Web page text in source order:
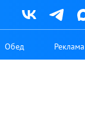
Обед Реклама